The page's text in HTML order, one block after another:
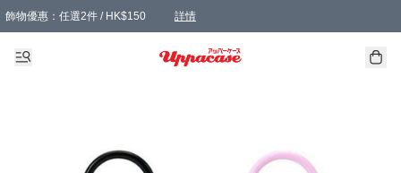
飾物優惠：任選2件 / HK$150 詳情
髮飾優惠：任選2件 / HK$100 詳情
精選襪子優惠：任選3對 / HK$115 詳情
滿額免運：本地訂單滿港幣350元可享免運費優惠